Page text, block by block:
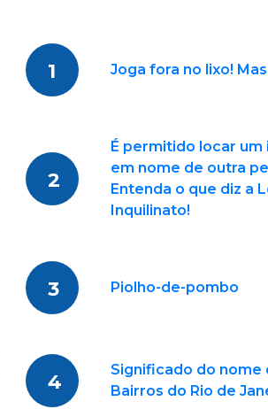
1 Joga fora no lixo!
2
É permitido locar um
em nome de outra
Entenda o que diz a
Inquilinato!
3 Piolho-de-pombo
4
Significado do nome
Bairros do Rio de